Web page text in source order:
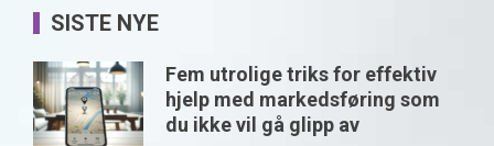
SISTE NYE
Fem utrolige triks for effektiv
hjelp med markedsføring som
du ikke vil gå glipp av